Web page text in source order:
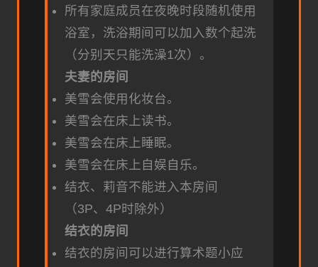
所有家庭成员在夜晚时段随机使用
浴室，洗浴期间可以加入数个起洗
（分别天只能洗澡1次）。
夫妻的房间
美雪会使用化妆台。
美雪会在床上读书。
美雪会在床上睡眠。
美雪会在床上自娱自乐。
结衣、莉音不能进入本房间
（3P、4P时除外）
结衣的房间
结衣的房间可以进行算术题小应